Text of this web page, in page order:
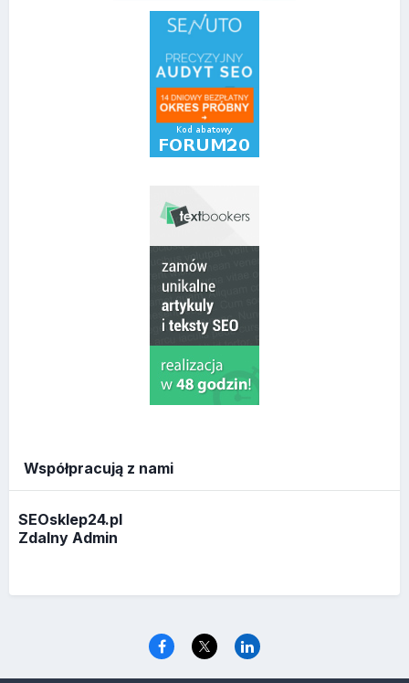
Współpracują z nami
SEOsklep24.pl
Zdalny Admin